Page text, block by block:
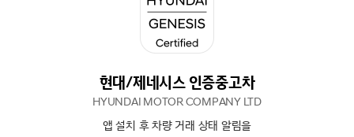
현대/제네시스 인증중고차
HYUNDAI MOTOR COMPANY LTD
앱 설치 후 차량 거래 상태 알림을